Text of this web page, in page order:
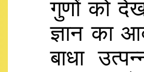
गुणों को
ज्ञान का
बाधा